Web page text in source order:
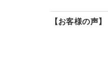
【お客様の声】